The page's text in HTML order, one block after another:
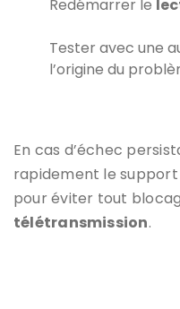
Redémarrer le
Tester avec une
l’origine du
En cas d’échec
rapidement le support
pour éviter tout
télétransmission.